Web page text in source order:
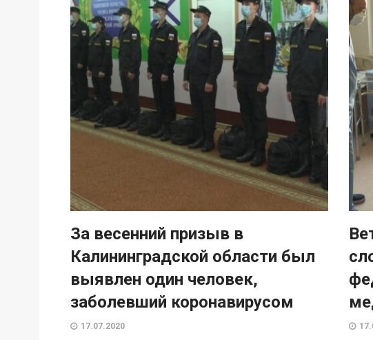
За весенний призыв в
Калининградской области был
выявлен один человек,
заболевший коронавирусом
17.07.2020